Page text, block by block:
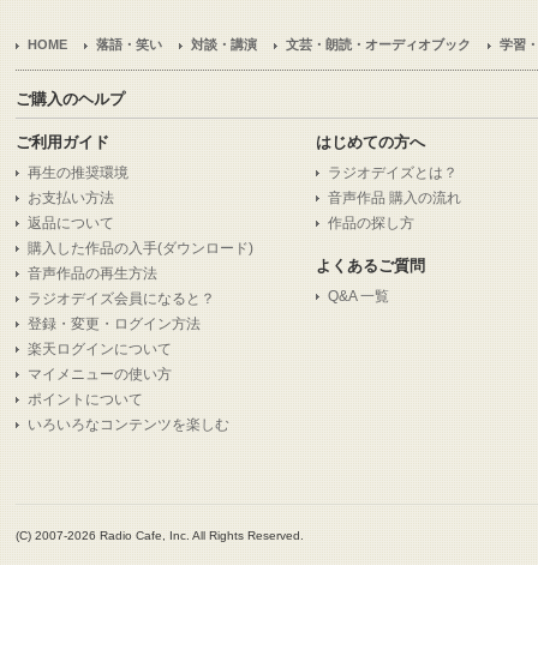
HOME 落語・笑い 対談・講演 文芸・朗読・オーディオブック 学習
ご購入のヘルプ
ご利用ガイド
再生の推奨環境
お支払い方法
返品について
購入した作品の入手(ダウンロード)
音声作品の再生方法
ラジオデイズ会員になると？
登録・変更・ログイン方法
楽天ログインについて
マイメニューの使い方
ポイントについて
いろいろなコンテンツを楽しむ
はじめての方へ
ラジオデイズとは？
音声作品 購入の流れ
作品の探し方
よくあるご質問
Q&A 一覧
(C) 2007-2026 Radio Cafe, Inc. All Rights Reserved.